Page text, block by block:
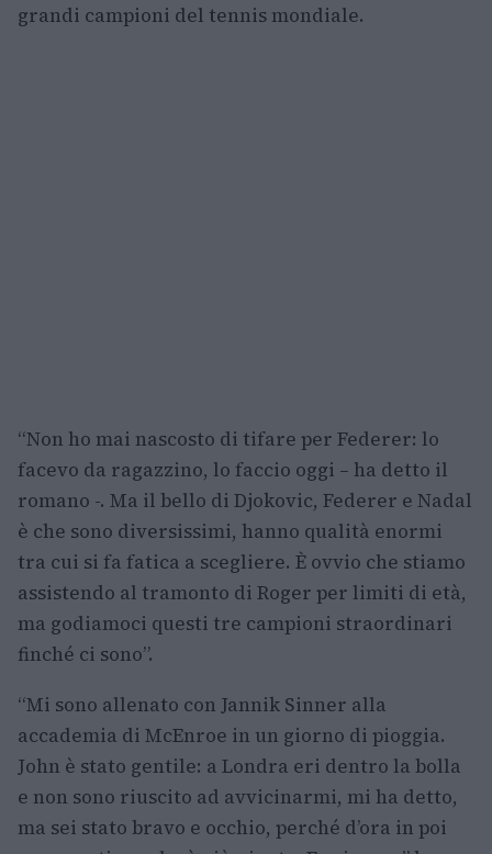
grandi campioni del tennis mondiale.
“Non ho mai nascosto di tifare per Federer: lo
facevo da ragazzino, lo faccio oggi – ha detto il
romano -. Ma il bello di Djokovic, Federer e Nadal
è che sono diversissimi, hanno qualità enormi
tra cui si fa fatica a scegliere. È ovvio che stiamo
assistendo al tramonto di Roger per limiti di età,
ma godiamoci questi tre campioni straordinari
finché ci sono”.
“Mi sono allenato con Jannik Sinner alla
accademia di McEnroe in un giorno di pioggia.
John è stato gentile: a Londra eri dentro la bolla
e non sono riuscito ad avvicinarmi, mi ha detto,
ma sei stato bravo e occhio, perché d’ora in poi